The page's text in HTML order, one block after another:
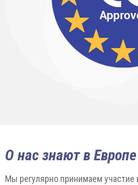
О нас знают в
Мы регулярно принимаем участие